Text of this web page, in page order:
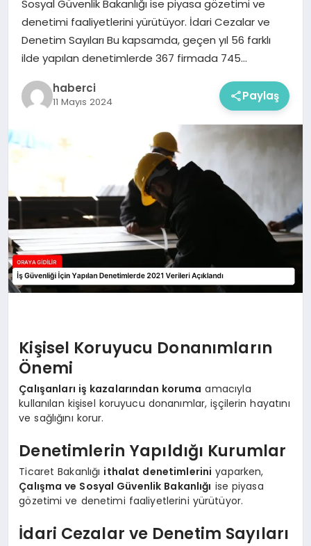
Sosyal Güvenlik Bakanlığı ise piyasa gözetimi ve
denetimi faaliyetlerini yürütüyor. İdari Cezalar ve
Denetim Sayıları Bu kapsamda, geçen yıl 56 farklı
ilde yapılan denetimlerde 367 firmada 745…
haberci
11 Mayıs 2024 Paylaş
Kişisel Koruyucu Donanımların
Önemi
Çalışanları iş kazalarından koruma amacıyla
kullanılan kişisel koruyucu donanımlar, işçilerin hayatını
ve sağlığını korur.
Denetimlerin Yapıldığı Kurumlar
Ticaret Bakanlığı ithalat denetimlerini yaparken,
Çalışma ve Sosyal Güvenlik Bakanlığı ise piyasa
gözetimi ve denetimi faaliyetlerini yürütüyor.
İdari Cezalar ve Denetim Sayıları